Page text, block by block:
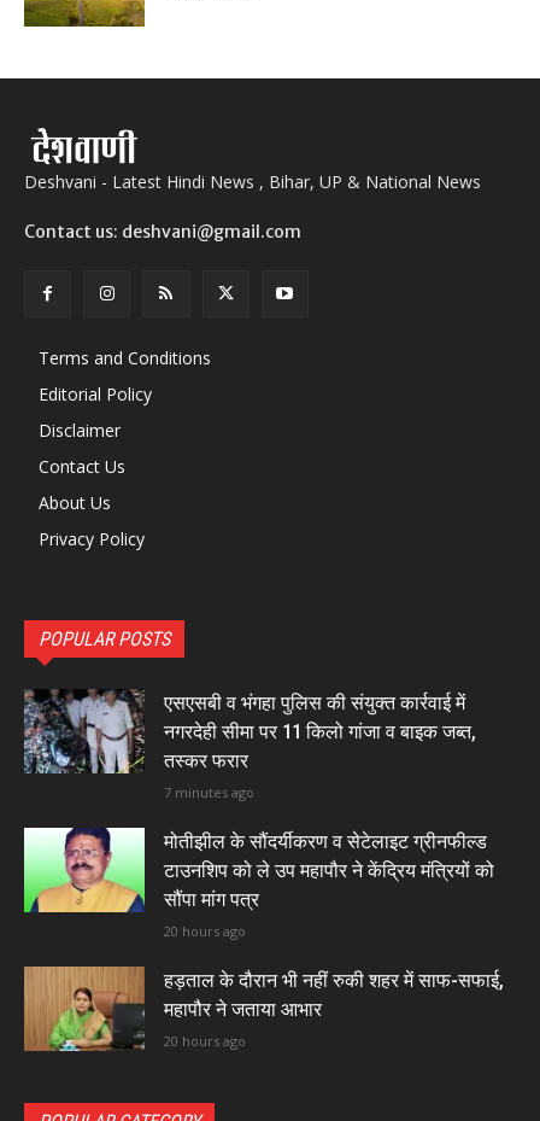
Deshvani - Latest Hindi News , Bihar, UP & National News
Contact us: deshvani@gmail.com
Terms and Conditions
Editorial Policy
Disclaimer
Contact Us
About Us
Privacy Policy
POPULAR POSTS
एसएसबी व भंगहा पुलिस की संयुक्त कार्रवाई में
नगरदेही सीमा पर 11 किलो गांजा व बाइक जब्त,
तस्कर फरार
7 minutes ago
मोतीझील के सौंदर्यीकरण व सेटेलाइट ग्रीनफील्ड
टाउनशिप को ले उप महापौर ने केंद्रिय मंत्रियों को
सौंपा मांग पत्र
20 hours ago
हड़ताल के दौरान भी नहीं रुकी शहर में साफ-सफाई,
महापौर ने जताया आभार
20 hours ago